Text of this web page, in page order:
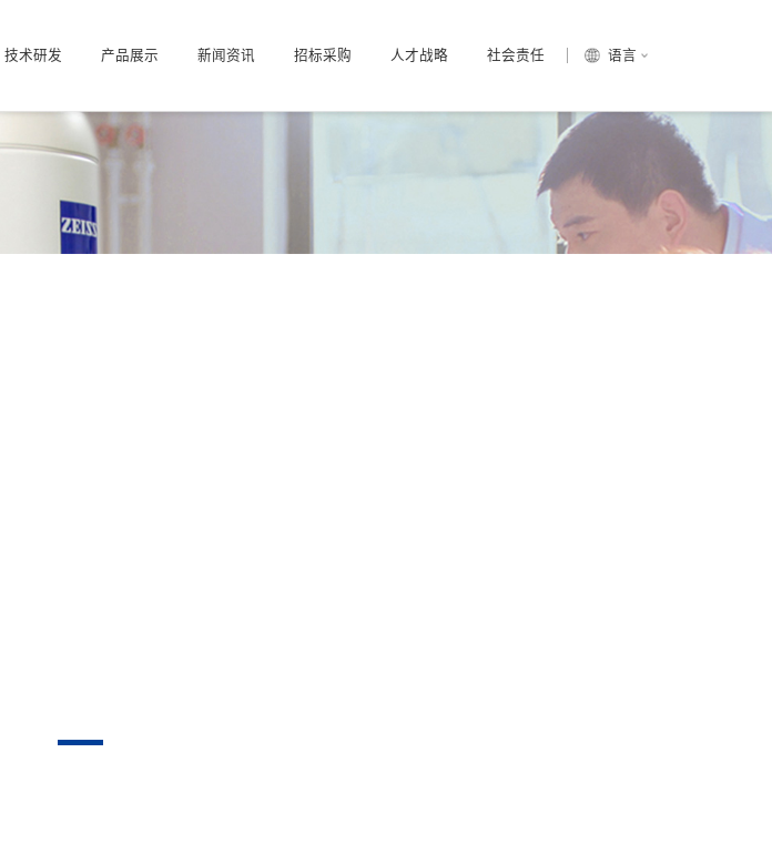
技术研发 产品展示 新闻资讯 招标采购 人才战略 社会责任 语言